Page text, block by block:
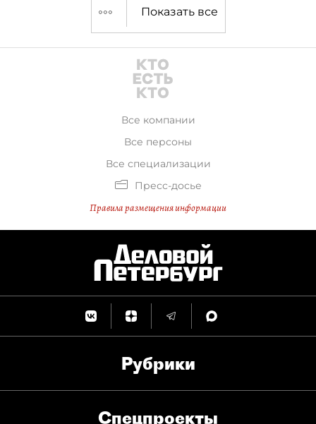
Показать все
Все компании
Все персоны
Все специализации
Пресс-досье
Правила размещения информации
Рубрики
Спец­проекты